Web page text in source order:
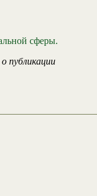
сферы.
публикации